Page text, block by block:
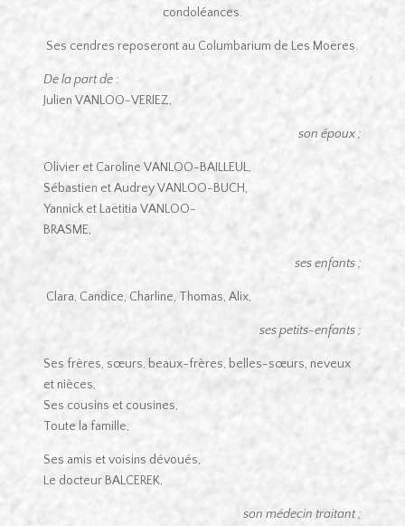
condoléances.
Ses cendres reposeront au Columbarium de Les Moëres.
De la part de :
Julien VANLOO-VERIEZ,
son époux ;
Olivier et Caroline VANLOO-BAILLEUL,
Sébastien et Audrey VANLOO-BUCH,
Yannick et Laëtitia VANLOO-
BRASME,
ses enfants ;
Clara, Candice, Charline, Thomas, Alix,
ses petits-enfants ;
Ses frères, sœurs, beaux-frères, belles-sœurs, neveux
et nièces,
Ses cousins et cousines,
Toute la famille,
Ses amis et voisins dévoués,
Le docteur BALCEREK,
son médecin traitant ;